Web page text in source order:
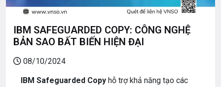
IBM SAFEGUARDED COPY: CÔNG NGHỆ
BẢN SAO BẤT BIẾN HIỆN ĐẠI
08/10/2024
IBM Safeguarded Copy hỗ trợ khả năng tạo các